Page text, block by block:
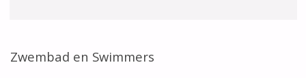
Zwembad en Swimmers